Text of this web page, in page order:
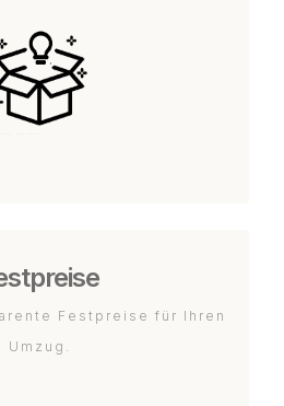
Festpreise für Ihren
Umzug.